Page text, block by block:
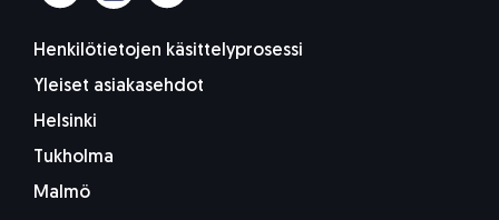
Henkilötietojen käsittelyprosessi
Yleiset asiakasehdot
Helsinki
Tukholma
Malmö